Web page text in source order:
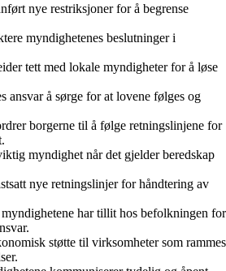
nye restriksjoner for å begrense
myndighetenes beslutninger i
tett med lokale myndigheter for å løse
ansvar å sørge for at lovene følges og
borgerne til å følge retningslinjene for
myndighet når det gjelder beredskap
nye retningslinjer for håndtering av
har tillit hos befolkningen for
støtte til virksomheter som rammes